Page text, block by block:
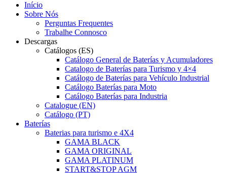
Início
Sobre Nós
Perguntas Frequentes
Trabalhe Connosco
Descargas
Catálogos (ES)
Catálogo General de Baterías y Acumuladores
Catalogo de Baterías para Turismo y 4×4
Catálogo de Baterías para Vehículo Industrial
Catálogo Baterías para Moto
Catálogo Baterías para Industria
Catalogue (EN)
Catálogo (PT)
Baterías
Baterias para turismo e 4X4
GAMA BLACK
GAMA ORIGINAL
GAMA PLATINUM
START&STOP AGM